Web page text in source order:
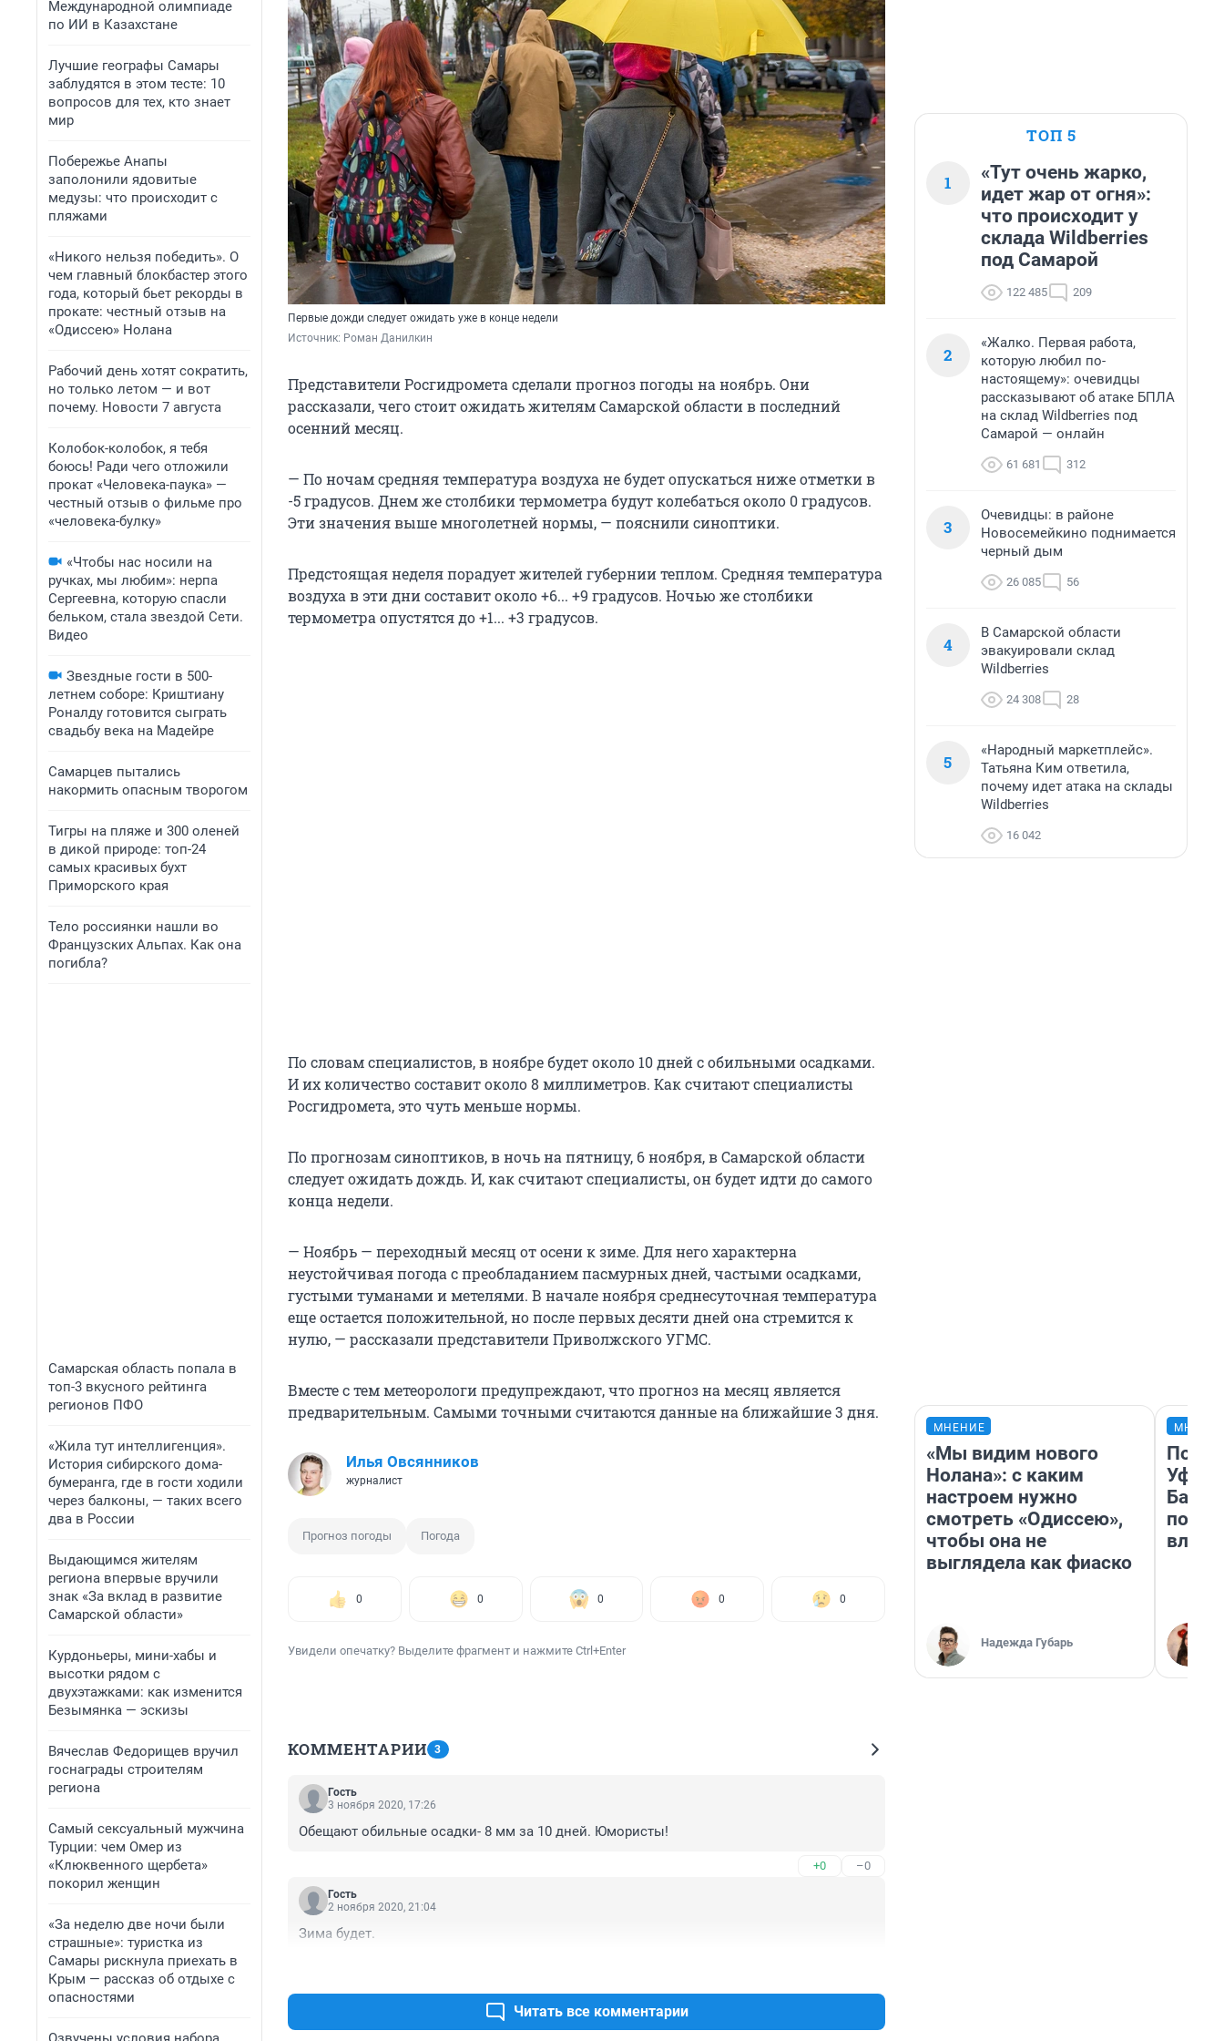
Международной олимпиаде
по ИИ в Казахстане
Лучшие географы Самары
заблудятся в этом тесте: 10
вопросов для тех, кто знает
мир
Побережье Анапы
заполонили ядовитые
медузы: что происходит с
пляжами
«Никого нельзя победить». О
чем главный блокбастер этого
года, который бьет рекорды в
прокате: честный отзыв на
«Одиссею» Нолана
Рабочий день хотят сократить,
но только летом — и вот
почему. Новости 7 августа
Колобок-колобок, я тебя
боюсь! Ради чего отложили
прокат «Человека-паука» —
честный отзыв о фильме про
«человека-булку»
«Чтобы нас носили на
ручках, мы любим»: нерпа
Сергеевна, которую спасли
бельком, стала звездой Сети.
Видео
Звездные гости в 500-
летнем соборе: Криштиану
Роналду готовится сыграть
свадьбу века на Мадейре
Самарцев пытались
накормить опасным творогом
Тигры на пляже и 300 оленей
в дикой природе: топ-24
самых красивых бухт
Приморского края
Тело россиянки нашли во
Французских Альпах. Как она
погибла?
Самарская область попала в
топ-3 вкусного рейтинга
регионов ПФО
«Жила тут интеллигенция».
История сибирского дома-
бумеранга, где в гости ходили
через балконы, — таких всего
два в России
Выдающимся жителям
региона впервые вручили
знак «За вклад в развитие
Самарской области»
Курдоньеры, мини-хабы и
высотки рядом с
двухэтажками: как изменится
Безымянка — эскизы
Вячеслав Федорищев вручил
госнаграды строителям
региона
Самый сексуальный мужчина
Турции: чем Омер из
«Клюквенного щербета»
покорил женщин
«За неделю две ночи были
страшные»: туристка из
Самары рискнула приехать в
Крым — рассказ об отдыхе с
опасностями
Первые дожди следует ожидать уже в конце недели
Источник: Роман Данилкин
Представители Росгидромета сделали прогноз погоды на ноябрь. Они
рассказали, чего стоит ожидать жителям Самарской области в последний
осенний месяц.
— По ночам средняя температура воздуха не будет опускаться ниже отметки в
-5 градусов. Днем же столбики термометра будут колебаться около 0 градусов.
Эти значения выше многолетней нормы, — пояснили синоптики.
Предстоящая неделя порадует жителей губернии теплом. Средняя температура
воздуха в эти дни составит около +6... +9 градусов. Ночью же столбики
термометра опустятся до +1... +3 градусов.
По словам специалистов, в ноябре будет около 10 дней с обильными осадками.
И их количество составит около 8 миллиметров. Как считают специалисты
Росгидромета, это чуть меньше нормы.
По прогнозам синоптиков, в ночь на пятницу, 6 ноября, в Самарской области
следует ожидать дождь. И, как считают специалисты, он будет идти до самого
конца недели.
— Ноябрь — переходный месяц от осени к зиме. Для него характерна
неустойчивая погода с преобладанием пасмурных дней, частыми осадками,
густыми туманами и метелями. В начале ноября среднесуточная температура
еще остается положительной, но после первых десяти дней она стремится к
нулю, — рассказали представители Приволжского УГМС.
Вместе с тем метеорологи предупреждают, что прогноз на месяц является
предварительным. Самыми точными считаются данные на ближайшие 3 дня.
Илья Овсянников
журналист
Прогноз погоды Погода
0 0 0 0 0
Увидели опечатку? Выделите фрагмент и нажмите Ctrl+Enter
КОММЕНТАРИИ 3
Гость
3 ноября 2020, 17:26
Обещают обильные осадки- 8 мм за 10 дней. Юмористы!
+0 –0
Гость
2 ноября 2020, 21:04
Зима будет.
Читать все комментарии
ТОП 5
1
«Тут очень жарко,
идет жар от огня»:
что происходит у
склада Wildberries
под Самарой
122 485 209
2
«Жалко. Первая работа,
которую любил по-
настоящему»: очевидцы
рассказывают об атаке БПЛА
на склад Wildberries под
Самарой — онлайн
61 681 312
3
Очевидцы: в районе
Новосемейкино поднимается
черный дым
26 085 56
4
В Самарской области
эвакуировали склад
Wildberries
24 308 28
5
«Народный маркетплейс».
Татьяна Ким ответила,
почему идет атака на склады
Wildberries
16 042
МНЕНИЕ
«Мы видим нового
Нолана»: с каким
настроем нужно
смотреть «Одиссею»,
чтобы она не
выглядела как фиаско
Надежда Губарь
Уфы: